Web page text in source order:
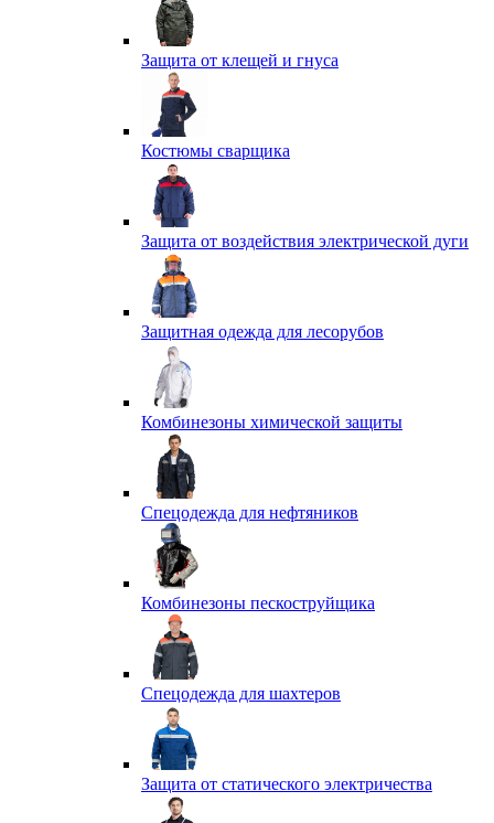
Защита от клещей и гнуса
Костюмы сварщика
Защита от воздействия электрической дуги
Защитная одежда для лесорубов
Комбинезоны химической защиты
Спецодежда для нефтяников
Комбинезоны пескоструйщика
Спецодежда для шахтеров
Защита от статического электричества